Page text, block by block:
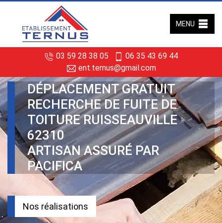
03 59 28 38 05
06 35 43 69 44
ent.ternus@gmail.com
MENU
DÉPLACEMENT GRATUIT
RECHERCHE DE FUITE DE
TOITURE RUISSEAUVILLE
62310
ARTISAN ASSURÉ PAR
PACIFICA
Nos réalisations